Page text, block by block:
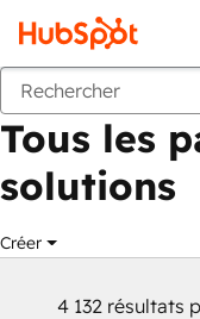
Retour
Tous les
solutions
Créer
4 132 résultats